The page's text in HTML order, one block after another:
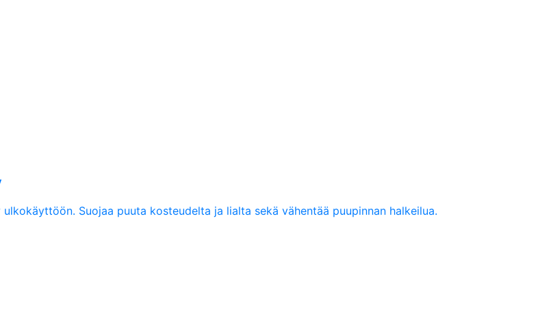
Suojaa puuta kosteudelta ja lialta sekä vähentää puupinnan halkeilua.